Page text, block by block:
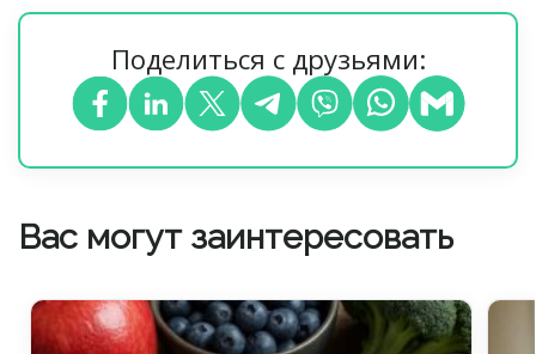
Поделиться с друзьями:
Вас могут заинтересовать